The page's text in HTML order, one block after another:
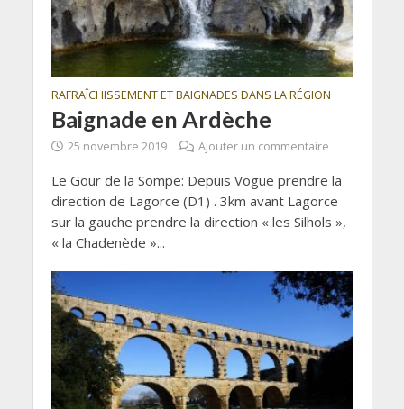
RAFRAÎCHISSEMENT ET BAIGNADES DANS LA RÉGION
Baignade en Ardèche
25 novembre 2019 Ajouter un commentaire
Le Gour de la Sompe: Depuis Vogüe prendre la
direction de Lagorce (D1) . 3km avant Lagorce
sur la gauche prendre la direction « les Silhols »,
« la Chadenède »...